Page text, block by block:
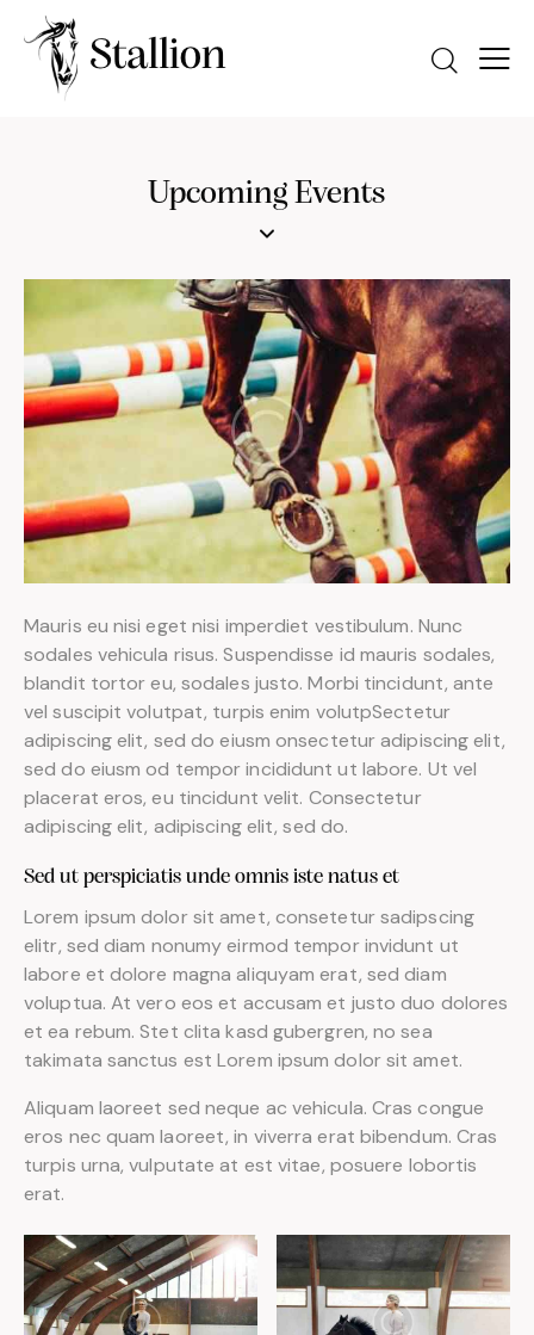
Upcoming Events
Mauris eu nisi eget nisi imperdiet vestibulum. Nunc
sodales vehicula risus. Suspendisse id mauris sodales,
blandit tortor eu, sodales justo. Morbi tincidunt, ante
vel suscipit volutpat, turpis enim volutpSectetur
adipiscing elit, sed do eiusm onsectetur adipiscing elit,
sed do eiusm od tempor incididunt ut labore. Ut vel
placerat eros, eu tincidunt velit. Consectetur
adipiscing elit, adipiscing elit, sed do.
Sed ut perspiciatis unde omnis iste natus et
Lorem ipsum dolor sit amet, consetetur sadipscing
elitr, sed diam nonumy eirmod tempor invidunt ut
labore et dolore magna aliquyam erat, sed diam
voluptua. At vero eos et accusam et justo duo dolores
et ea rebum. Stet clita kasd gubergren, no sea
takimata sanctus est Lorem ipsum dolor sit amet.
Aliquam laoreet sed neque ac vehicula. Cras congue
eros nec quam laoreet, in viverra erat bibendum. Cras
turpis urna, vulputate at est vitae, posuere lobortis
erat.